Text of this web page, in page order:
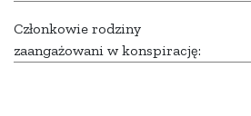
Członkowie rodziny
zaangażowani w konspirację: